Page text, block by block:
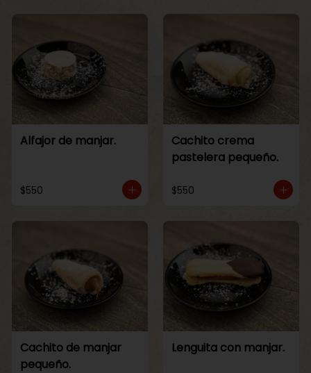
Alfajor de manjar.
$550
Cachito crema
pastelera pequeño.
$550
Cachito de manjar
pequeño.
Lenguita con manjar.